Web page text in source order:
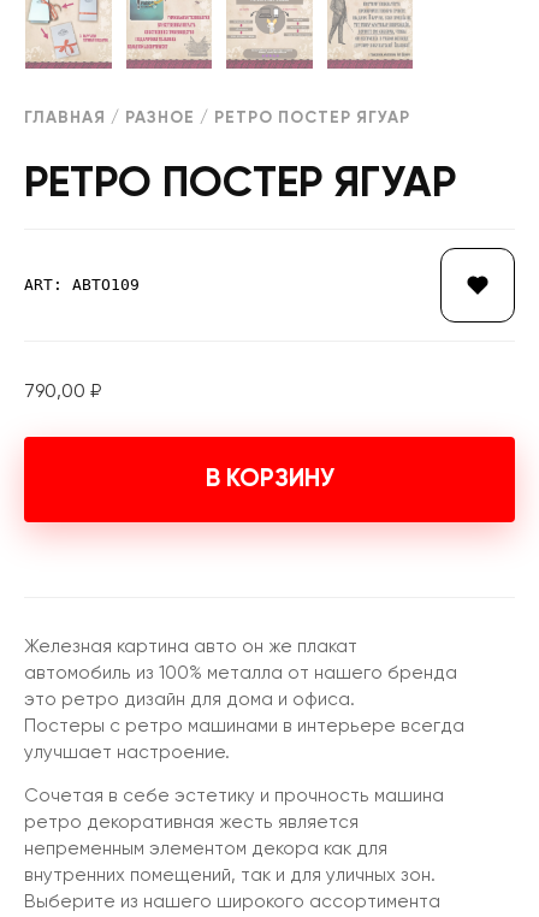
ГЛАВНАЯ / РАЗНОЕ / РЕТРО ПОСТЕР ЯГУАР
РЕТРО ПОСТЕР ЯГУАР
ART: АВТО109
790,00 ₽
В КОРЗИНУ
Железная картина авто он же плакат
автомобиль из 100% металла от нашего бренда
это ретро дизайн для дома и офиса.
Постеры с ретро машинами в интерьере всегда
улучшает настроение.
Сочетая в себе эстетику и прочность машина
ретро декоративная жесть является
непременным элементом декора как для
внутренних помещений, так и для уличных зон.
Выберите из нашего широкого ассортимента